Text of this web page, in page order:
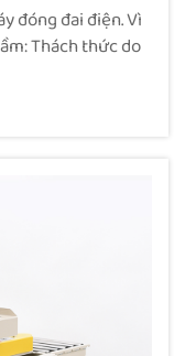
đóng đai điện. Vì
Thách thức do
hợp hệ thống
mạnh mẽ, dẫn